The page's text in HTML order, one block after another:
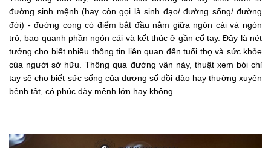
đường sinh mệnh (hay còn gọi là sinh đạo/ đường sống/ đường
đời) - đường cong có điểm bắt đầu nằm giữa ngón cái và ngón
trỏ, bao quanh phần ngón cái và kết thúc ở gần cổ tay. Đây là nét
tướng cho biết nhiều thông tin liên quan đến tuổi thọ và sức khỏe
của người sở hữu. Thông qua đường vân này, thuật xem bói chỉ
tay sẽ cho biết sức sống của đương số dồi dào hay thường xuyên
bệnh tật, có phúc dày mệnh lớn hay không.